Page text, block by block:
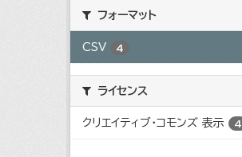
フォーマット
CSV 4
ライセンス
クリエイティブ・コモンズ 表示 4